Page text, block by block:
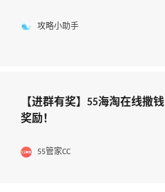
攻略小助手
【进群有奖】55海淘在线撒
奖励！
55管家CC